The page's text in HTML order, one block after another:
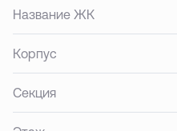
Название ЖК
Корпус
Секция